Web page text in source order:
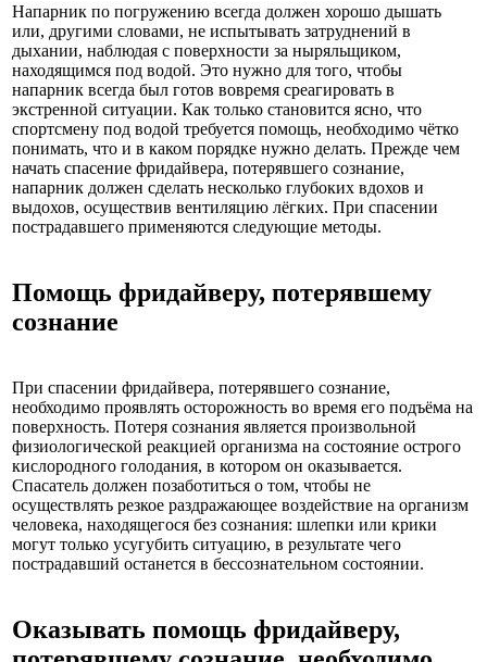
Напарник по погружению всегда должен хорошо дышать
или, другими словами, не испытывать затруднений в
дыхании, наблюдая с поверхности за ныряльщиком,
находящимся под водой. Это нужно для того, чтобы
напарник всегда был готов вовремя среагировать в
экстренной ситуации. Как только становится ясно, что
спортсмену под водой требуется помощь, необходимо чётко
понимать, что и в каком порядке нужно делать. Прежде чем
начать спасение фридайвера, потерявшего сознание,
напарник должен сделать несколько глубоких вдохов и
выдохов, осуществив вентиляцию лёгких. При спасении
пострадавшего применяются следующие методы.
Помощь фридайверу, потерявшему
сознание
При спасении фридайвера, потерявшего сознание,
необходимо проявлять осторожность во время его подъёма на
поверхность. Потеря сознания является произвольной
физиологической реакцией организма на состояние острого
кислородного голодания, в котором он оказывается.
Спасатель должен позаботиться о том, чтобы не
осуществлять резкое раздражающее воздействие на организм
человека, находящегося без сознания: шлепки или крики
могут только усугубить ситуацию, в результате чего
пострадавший останется в бессознательном состоянии.
Оказывать помощь фридайверу,